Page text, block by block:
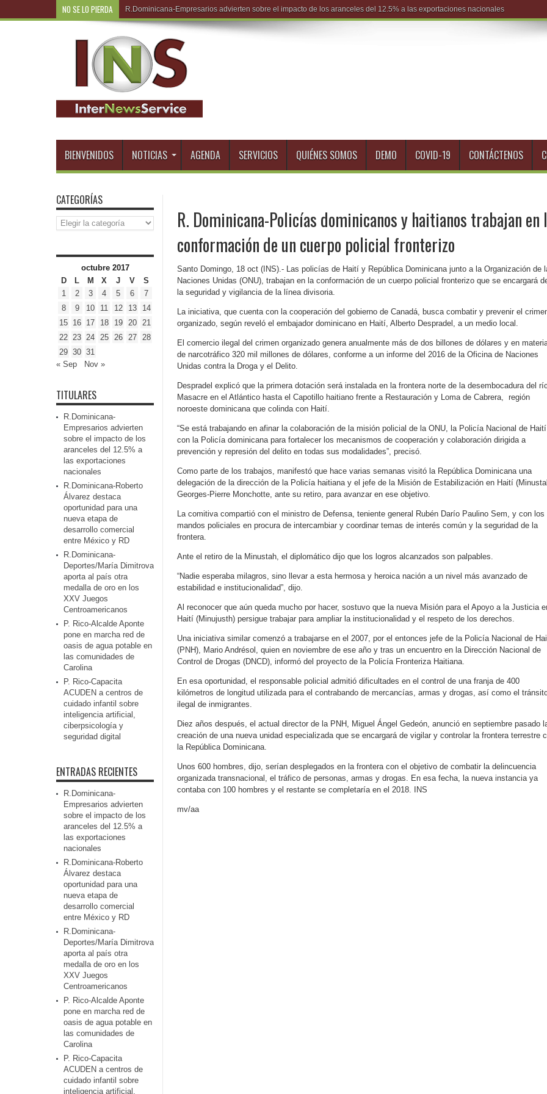
NO SE LO PIERDA R.Domini
BIENVENIDOS NOTICIAS AGENDA SERVICIOS QUIÉNES SOMOS DEMO COVID-19 CONTÁCTENOS
R. Dominicana-Policías dominicanos y haitianos trabajan en
conformación de un cuerpo policial fronterizo
Santo Domingo, 18 oct (INS).- Las policías de Haití y República Dominicana junto a la Organización de
Naciones Unidas (ONU), trabajan en la conformación de un cuerpo policial fronterizo que se encargará
la seguridad y vigilancia de la línea divisoria.
La iniciativa, que cuenta con la cooperación del gobierno de Canadá, busca combatir y prevenir el
organizado, según reveló el embajador dominicano en Haití, Alberto Despradel, a un medio local.
El comercio ilegal del crimen organizado genera anualmente más de dos billones de dólares y en
de narcotráfico 320 mil millones de dólares, conforme a un informe del 2016 de la Oficina de Naciones
Unidas contra la Droga y el Delito.
Despradel explicó que la primera dotación será instalada en la frontera norte de la desembocadura del
Masacre en el Atlántico hasta el Capotillo haitiano frente a Restauración y Loma de Cabrera, región
noroeste dominicana que colinda con Haití.
“Se está trabajando en afinar la colaboración de la misión policial de la ONU, la Policía Nacional de Haití
con la Policía dominicana para fortalecer los mecanismos de cooperación y colaboración dirigida a
prevención y represión del delito en todas sus modalidades”, precisó.
Como parte de los trabajos, manifestó que hace varias semanas visitó la República Dominicana una
delegación de la dirección de la Policía haitiana y el jefe de la Misión de Estabilización en Haití
Georges-Pierre Monchotte, ante su retiro, para avanzar en ese objetivo.
La comitiva compartió con el ministro de Defensa, teniente general Rubén Darío Paulino Sem, y con los
mandos policiales en procura de intercambiar y coordinar temas de interés común y la seguridad de la
frontera.
Ante el retiro de la Minustah, el diplomático dijo que los logros alcanzados son palpables.
“Nadie esperaba milagros, sino llevar a esta hermosa y heroica nación a un nivel más avanzado de
estabilidad e institucionalidad”, dijo.
Al reconocer que aún queda mucho por hacer, sostuvo que la nueva Misión para el Apoyo a la Justicia
Haití (Minujusth) persigue trabajar para ampliar la institucionalidad y el respeto de los derechos.
Una iniciativa similar comenzó a trabajarse en el 2007, por el entonces jefe de la Policía Nacional de
(PNH), Mario Andrésol, quien en noviembre de ese año y tras un encuentro en la Dirección Nacional de
Control de Drogas (DNCD), informó del proyecto de la Policía Fronteriza Haitiana.
En esa oportunidad, el responsable policial admitió dificultades en el control de una franja de 400
kilómetros de longitud utilizada para el contrabando de mercancías, armas y drogas, así como el
ilegal de inmigrantes.
Diez años después, el actual director de la PNH, Miguel Ángel Gedeón, anunció en septiembre pasado
creación de una nueva unidad especializada que se encargará de vigilar y controlar la frontera terrestre
la República Dominicana.
Unos 600 hombres, dijo, serían desplegados en la frontera con el objetivo de combatir la delincuencia
organizada transnacional, el tráfico de personas, armas y drogas. En esa fecha, la nueva instancia ya
contaba con 100 hombres y el restante se completaría en el 2018. INS
mv/aa
CATEGORÍAS
Categorías
octubre 2017
D
L M X J V
S
1
2 3 4 5 6
7
8
9 10 11 12 13
14
15 16 17 18 19 20
21
22 23 24 25 26 27
28
29 30 31
« Sep
Nov »
TITULARES
R.Dominicana-
Empresarios advierten
sobre el impacto de los
aranceles del 12.5% a
las exportaciones
nacionales
R.Dominicana-Roberto
Álvarez destaca
oportunidad para una
nueva etapa de
desarrollo comercial
entre México y RD
R.Dominicana-
Deportes/María Dimitrova
aporta al país otra
medalla de oro en los
XXV Juegos
Centroamericanos
P. Rico-Alcalde Aponte
pone en marcha red de
oasis de agua potable en
las comunidades de
Carolina
P. Rico-Capacita
ACUDEN a centros de
cuidado infantil sobre
inteligencia artificial,
ciberpsicología y
seguridad digital
ENTRADAS RECIENTES
R.Dominicana-
Empresarios advierten
sobre el impacto de los
aranceles del 12.5% a
las exportaciones
nacionales
R.Dominicana-Roberto
Álvarez destaca
oportunidad para una
nueva etapa de
desarrollo comercial
entre México y RD
R.Dominicana-
Deportes/María Dimitrova
aporta al país otra
medalla de oro en los
XXV Juegos
Centroamericanos
P. Rico-Alcalde Aponte
pone en marcha red de
oasis de agua potable en
las comunidades de
Carolina
P. Rico-Capacita
ACUDEN a centros de
cuidado infantil sobre
inteligencia artificial,